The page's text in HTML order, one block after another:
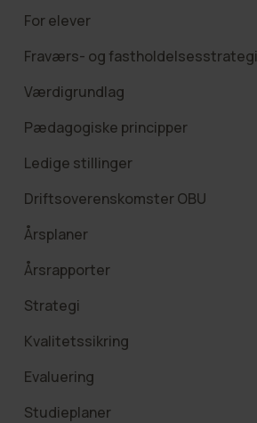
For elever
Fraværs- og fastholdelsesstrategi
Værdigrundlag
Pædagogiske principper
Ledige stillinger
Driftsoverenskomster OBU
Årsplaner
Årsrapporter
Strategi
Kvalitetssikring
Evaluering
Studieplaner